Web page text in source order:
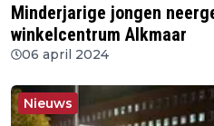
Minderjarige jongen
winkelcentrum Alkmaar
06 april 2024
Nieuws